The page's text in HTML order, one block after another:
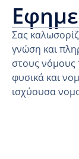
Σας
γνώση και
στους νόμους
φυσικά και
ισχύουσα